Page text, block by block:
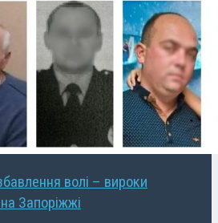
волі – вироки
Запоріжжі